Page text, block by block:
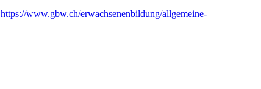
https://www.gbw.ch/erwachsenenbildung/allgemeine-